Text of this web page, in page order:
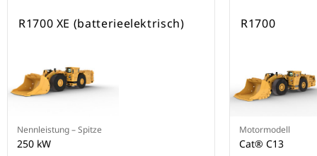
R1700 XE (batterieelektrisch)
Nennleistung – Spitze
250 kW
R1700
Motormodell
Cat® C13